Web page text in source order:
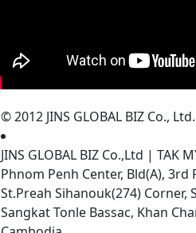
© 2012 JINS GLOBAL BIZ Co.,
JINS GLOBAL BIZ Co.,Ltd | TAK
Phnom Penh Center, Bld(A), 3rd
St.Preah Sihanouk(274) Corner,
Sangkat Tonle Bassac, Khan